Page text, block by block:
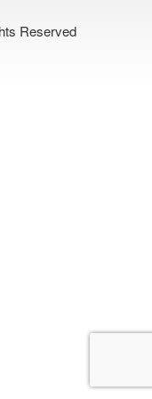
Reserved